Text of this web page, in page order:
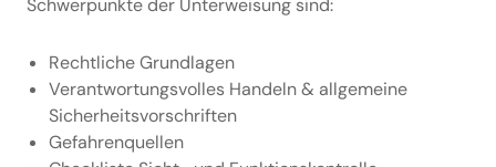
Schwerpunkte der Unterweisung sind:
Rechtliche Grundlagen
Verantwortungsvolles Handeln & allgemeine
Sicherheitsvorschriften
Gefahrenquellen